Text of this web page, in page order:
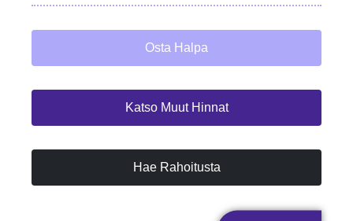
Osta Halpa
Katso Muut Hinnat
Hae Rahoitusta